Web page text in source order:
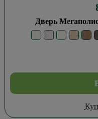
Дверь